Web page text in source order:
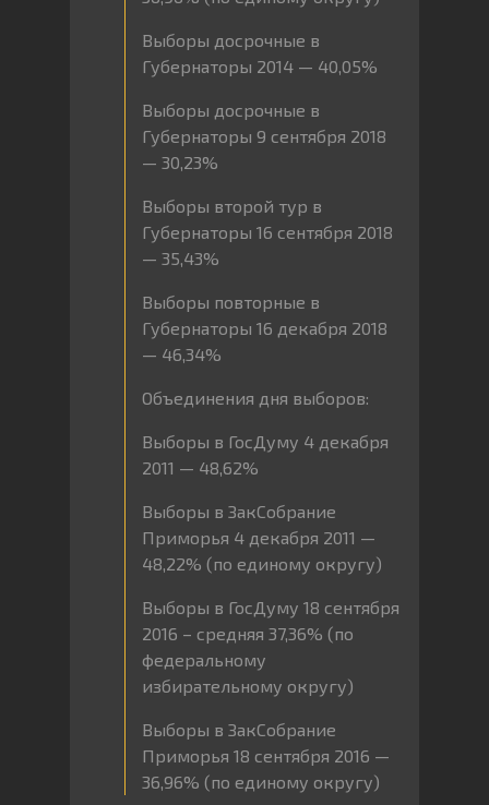
Выборы досрочные в
Губернаторы 2014 — 40,05%
Выборы досрочные в
Губернаторы 9 сентября 2018
— 30,23%
Выборы второй тур в
Губернаторы 16 сентября 2018
— 35,43%
Выборы повторные в
Губернаторы 16 декабря 2018
— 46,34%
Объединения дня выборов:
Выборы в ГосДуму 4 декабря
2011 — 48,62%
Выборы в ЗакСобрание
Приморья 4 декабря 2011 —
48,22% (по единому округу)
Выборы в ГосДуму 18 сентября
2016 – средняя 37,36% (по
федеральному
избирательному округу)
Выборы в ЗакСобрание
Приморья 18 сентября 2016 —
36,96% (по единому округу)